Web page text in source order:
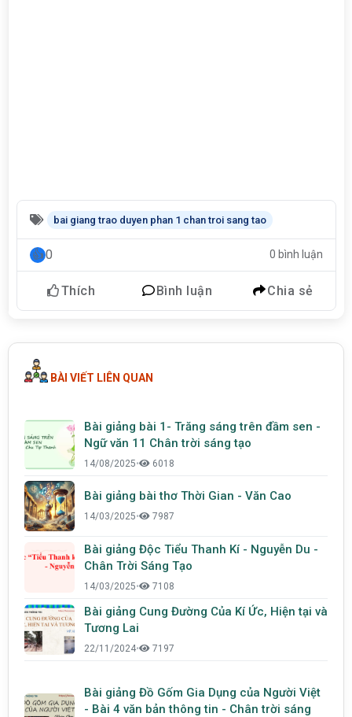
bai giang trao duyen phan 1 chan troi sang tao
0 0 bình luận
Thích Bình luận Chia sẻ
BÀI VIẾT LIÊN QUAN
Bài giảng bài 1- Trăng sáng trên đầm sen -
Ngữ văn 11 Chân trời sáng tạo
14/08/2025• 6018
Bài giảng bài thơ Thời Gian - Văn Cao
14/03/2025• 7987
Bài giảng Độc Tiểu Thanh Kí - Nguyễn Du -
Chân Trời Sáng Tạo
14/03/2025• 7108
Bài giảng Cung Đường Của Kí Ức, Hiện tại và
Tương Lai
22/11/2024• 7197
Bài giảng Đồ Gốm Gia Dụng của Người Việt
- Bài 4 văn bản thông tin - Chân trời sáng